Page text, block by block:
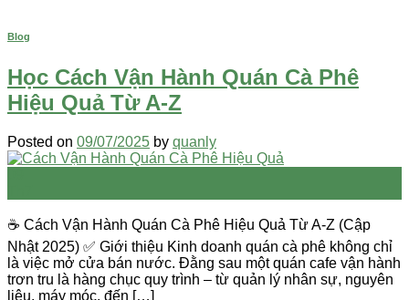
Blog
Học Cách Vận Hành Quán Cà Phê
Hiệu Quả Từ A-Z
Posted on 09/07/2025 by quanly
☕ Cách Vận Hành Quán Cà Phê Hiệu Quả Từ A-Z (Cập
Nhật 2025) ✅ Giới thiệu Kinh doanh quán cà phê không chỉ
là việc mở cửa bán nước. Đằng sau một quán cafe vận hành
trơn tru là hàng chục quy trình – từ quản lý nhân sự, nguyên
liệu, máy móc, đến […]